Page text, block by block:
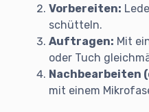
Vorbereiten:
schütteln.
Auftragen: Mit
oder Tuch
Nachbearbeiten
mit einem